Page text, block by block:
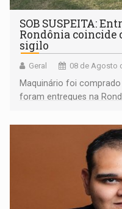
SOB SUSPEITA:
Rondônia coincide
sigilo
Geral 08 de Agosto
Maquinário foi
foram entregues na